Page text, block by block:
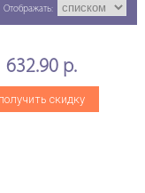
Отображать:
632.90 р.
получить скидку